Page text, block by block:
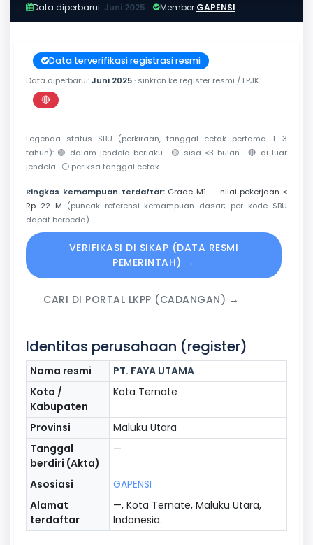
Data diperbarui: Juni 2025 Member GAPENSI
Data terverifikasi registrasi resmi
Data diperbarui:Juni 2025· sinkron ke register resmi / LPJK
🔴
Perkiraan di luar jendela berlaku
Legenda status SBU (perkiraan, tanggal cetak pertama + 3
tahun): 🟢 dalam jendela berlaku · 🟡 sisa ≤3 bulan · 🔴 di luar
jendela · ⚪ periksa tanggal cetak.
Ringkas kemampuan terdaftar:Grade M1 — nilai pekerjaan ≤
Rp 22 M (puncak referensi kemampuan dasar; per kode SBU
dapat berbeda)
VERIFIKASI DI SIKAP (DATA RESMI
PEMERINTAH) →
CARI DI PORTAL LKPP (CADANGAN) →
Identitas perusahaan (register)
Nama resmi
PT. FAYA UTAMA
Kota /
Kabupaten
Kota Ternate
Provinsi
Maluku Utara
Tanggal
berdiri (Akta)
—
Asosiasi
GAPENSI
Alamat
terdaftar
—, Kota Ternate, Maluku Utara,
Indonesia.